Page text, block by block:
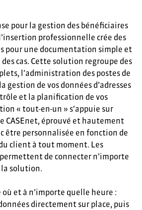
pour la gestion des bénéficiaires
professionnelle crée des
pour une documentation simple et
cas. Cette solution regroupe des
l’administration des postes de
gestion de vos données d’adresses
et la planification de vos
« tout-en-un » s’appuie sur
CASEnet, éprouvé et hautement
être personnalisée en fonction de
client à tout moment. Les
de connecter n’importe
la solution.
et à n’importe quelle heure :
directement sur place, puis